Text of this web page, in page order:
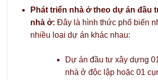
Phát triển nhà ở theo dự án đầu
nhà ở: Đây là hình thức phổ biến
nhiều loại dự án khác nhau:
Dự án đầu tư xây dựng
nhà ở độc lập hoặc 01